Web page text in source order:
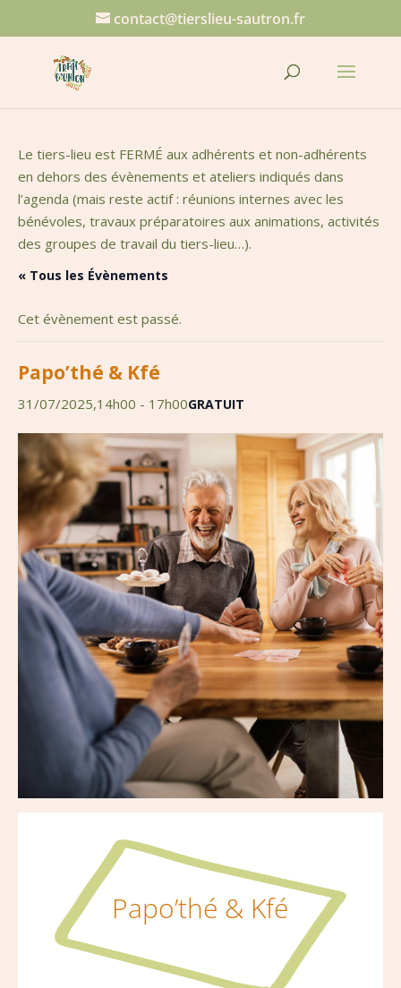
contact@tierslieu-sautron.fr
Le tiers-lieu est FERMÉ aux adhérents et non-adhérents
en dehors des évènements et ateliers indiqués dans
l’agenda (mais reste actif : réunions internes avec les
bénévoles, travaux préparatoires aux animations, activités
des groupes de travail du tiers-lieu…).
« Tous les Évènements
Cet évènement est passé.
Papo’thé & Kfé
31/07/2025,14h00 - 17h00GRATUIT
Papo’thé & Kfé